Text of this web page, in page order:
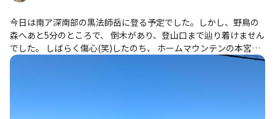
今日は南ア深南部の黒法師岳に登る予定でした。しかし、野鳥の
森へあと5分のところで、 倒木があり、登山口まで辿り着けません
でした。 しばらく傷心(笑)したのち、 ホームマウンテンの本宮山
へ。 宝川源流ルートから登り、 天狗岩を通ってバリエーションル